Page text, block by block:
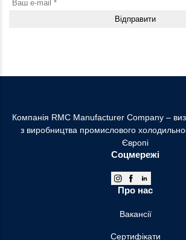
Компанія RMC Manufacturer Company –
з виробництва промислового
Європі
Про нас
Вакансії
Сертифікати
Соцмережі